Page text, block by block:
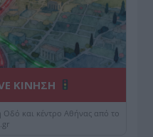
ΚΙΝΗΣΗ
Οδό και κέντρο Αθήνας από το